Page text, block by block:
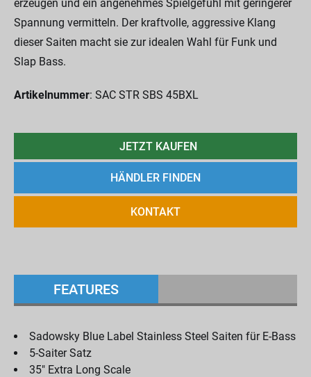
erzeugen und ein angenehmes Spielgefühl mit geringerer
Spannung vermitteln. Der kraftvolle, aggressive Klang
dieser Saiten macht sie zur idealen Wahl für Funk und
Slap Bass.
Artikelnummer: SAC STR SBS 45BXL
JETZT KAUFEN
HÄNDLER FINDEN
KONTAKT
FEATURES
Sadowsky Blue Label Stainless Steel Saiten für E-Bass
5-Saiter Satz
35" Extra Long Scale